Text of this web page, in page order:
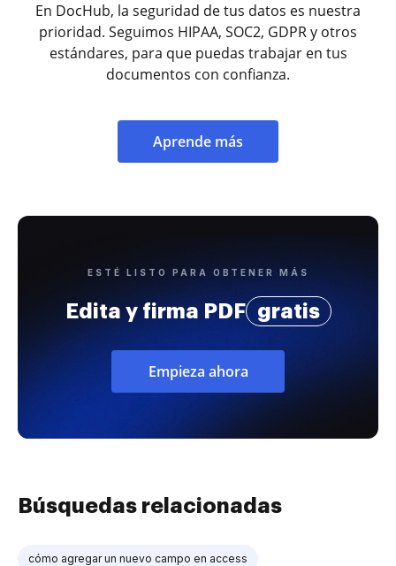
En DocHub, la seguridad de tus datos es nuestra
prioridad. Seguimos HIPAA, SOC2, GDPR y otros
estándares, para que puedas trabajar en tus
documentos con confianza.
Aprende más
ESTÉ LISTO PARA OBTENER MÁS
Edita y firma PDF gratis
Empieza ahora
Búsquedas relacionadas
cómo agregar un nuevo campo en access